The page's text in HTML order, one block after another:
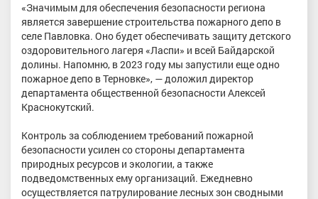
«Значимым для обеспечения безопасности региона
является завершение строительства пожарного депо в
селе Павловка. Оно будет обеспечивать защиту детского
оздоровительного лагеря «Ласпи» и всей Байдарской
долины. Напомню, в 2023 году мы запустили еще одно
пожарное депо в Терновке», — доложил директор
департамента общественной безопасности Алексей
Краснокутский.
Контроль за соблюдением требований пожарной
безопасности усилен со стороны департамента
природных ресурсов и экологии, а также
подведомственных ему организаций. Ежедневно
осуществляется патрулирование лесных зон сводными